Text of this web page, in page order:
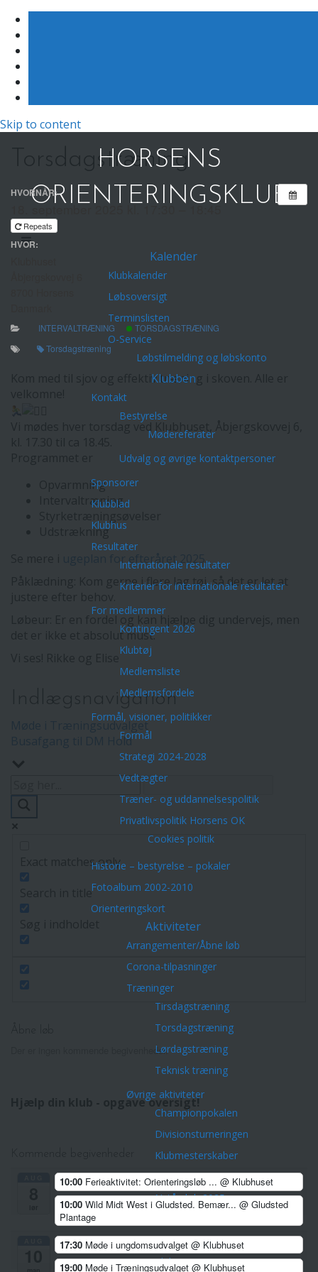
Skip to content
HORSENS
ORIENTERINGSKLUB
Kalender
Klubkalender
Løbsoversigt
Terminslisten
O-Service
Løbstilmelding og løbskonto
Klubben
Kontakt
Bestyrelse
Mødereferater
Udvalg og øvrige kontaktpersoner
Sponsorer
Klubblad
Klubhus
Resultater
Internationale resultater
Kriterier for internationale resultater
For medlemmer
Kontingent 2026
Klubtøj
Medlemsliste
Medlemsfordele
Formål, visioner, politikker
Formål
Strategi 2024-2028
Vedtægter
Træner- og uddannelsespolitik
Privatlivspolitik Horsens OK
Cookies politik
Historie – bestyrelse – pokaler
Fotoalbum 2002-2010
Orienteringskort
Aktiviteter
Arrangementer/Åbne løb
Corona-tilpasninger
Træninger
Tirsdagstræning
Torsdagstræning
Lørdagstræning
Teknisk træning
Øvrige aktiviteter
Championpokalen
Divisionsturneringen
Klubmesterskaber
Park Tour 2026
Nytårsløb 2025
Klubfest for voksne
Klubture
Torsdagstræning
HVORNÅR:
18. september 2025 kl. 17:30 – 18:45
Repeats
HVOR:
INTERVALTRÆNING TORSDAGSTRÆNING
Torsdagstræning
Kom med til sjov og effektiv træning i skoven. Alle er
Vi mødes hver torsdag ved Klubhuset, Åbjergskovvej 6,
Opvarmning
Intervaltræning
Udstrækning
ugeplan for efteråret 2025 .
Påklædning: Kom gerne i flere lag tøj, så det er let at
det er ikke et absolut must.
Indlægsnavigation
Møde i Træningsudvalget
Busafgang til DM Hold
Exact matches only
Search in title
Der er ingen kommende begivenheder.
Hjælp din klub - opgave oversigt!
10:00 Ferieaktivitet: Orienteringsløb ... @ Klubhuset
10:00 Wild Midt West i Gludsted. Bemær... @ Gludsted
Plantage
17:30 Møde i ungdomsudvalget @ Klubhuset
19:00 Møde i Træningsudvalget @ Klubhuset